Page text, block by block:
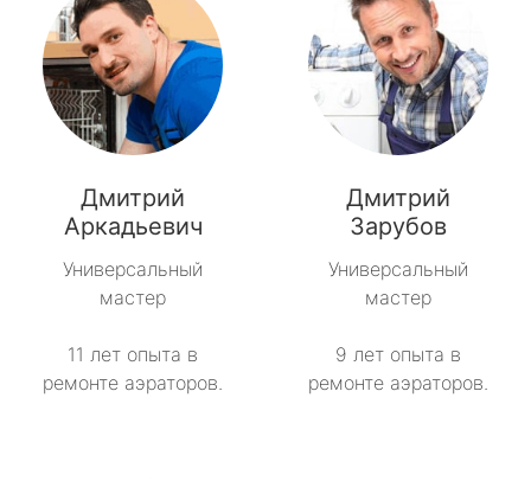
Дмитрий
Аркадьевич
Универсальный
мастер
11 лет опыта в
ремонте аэраторов.
Дмитрий
Зарубов
Универсальный
мастер
9 лет опыта в
ремонте аэраторов.